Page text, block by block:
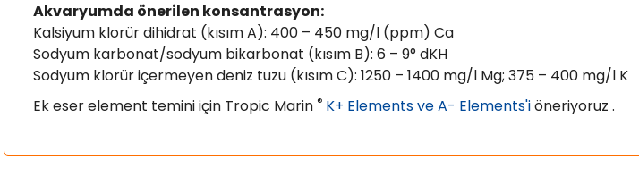
Akvaryumda önerilen konsantrasyon:
Kalsiyum klorür dihidrat (kısım A): 400 – 450 mg/l (ppm) Ca
Sodyum karbonat/sodyum bikarbonat (kısım B): 6 – 9° dKH
Sodyum klorür içermeyen deniz tuzu (kısım C): 1250 – 1400 mg/l Mg; 375 – 400 mg/l K
Ek eser element temini için Tropic Marin ® K+ Elements ve A- Elements'iöneriyoruz .